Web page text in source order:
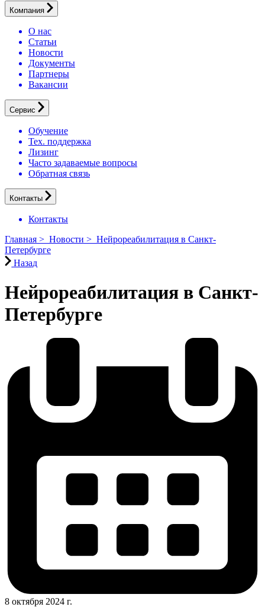
Компания
О нас
Статьи
Новости
Документы
Партнеры
Вакансии
Сервис
Обучение
Тех. поддержка
Лизинг
Часто задаваемые вопросы
Обратная связь
Контакты
Контакты
Главная > Новости > Нейрореабилитация в Санкт-
Петербурге
Назад
Нейрореабилитация в Санкт-
Петербурге
8 октября 2024 г.